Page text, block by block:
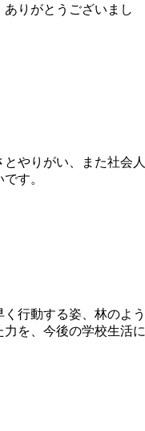
りがとうございまし
やりがい、また社会人
す。
行動する姿、林のよう
を、今後の学校生活に